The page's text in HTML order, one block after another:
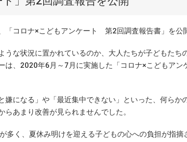
コロナ×こどもアンケート 第2回調査報告書」を公
な状況に置かれているのか、大人たちが子どもたち
は、2020年6月～7月に実施した「コロナ×こどもアン
になる」や「最近集中できない」といった、何らか
あまり改善が見られませんでした。
く、夏休み明けを迎える子どもの心への負担が指摘